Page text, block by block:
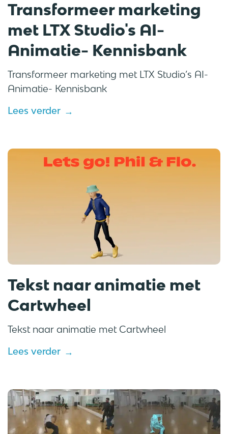
Transformeer marketing
met LTX Studio's AI-
Animatie- Kennisbank
Transformeer marketing met LTX Studio’s AI-
Animatie- Kennisbank
Lees verder
Tekst naar animatie met
Cartwheel
Tekst naar animatie met Cartwheel
Lees verder